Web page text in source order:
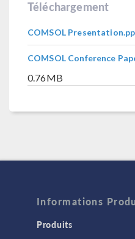
Téléchargement
COMSOL
COMSOL Conference
0.76MB
Informations
Produits